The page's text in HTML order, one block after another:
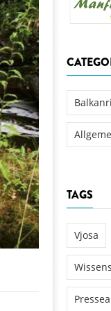
Ulog
DAMMIT
für den Kamp:
TAGS
Vjosa